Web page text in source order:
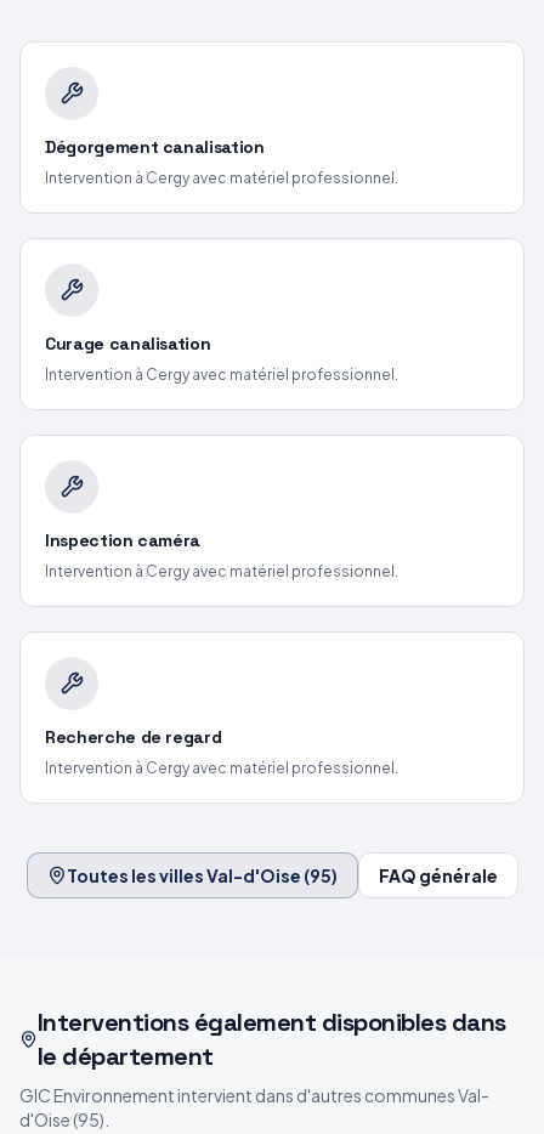
Dégorgement canalisation
Intervention à Cergy avec matériel professionnel.
Curage canalisation
Intervention à Cergy avec matériel professionnel.
Inspection caméra
Intervention à Cergy avec matériel professionnel.
Recherche de regard
Intervention à Cergy avec matériel professionnel.
Toutes les villesVal-d'Oise (95) FAQ générale
Interventions également disponibles dans
le département
GIC Environnement intervient dans d'autres communesVal-
d'Oise (95).